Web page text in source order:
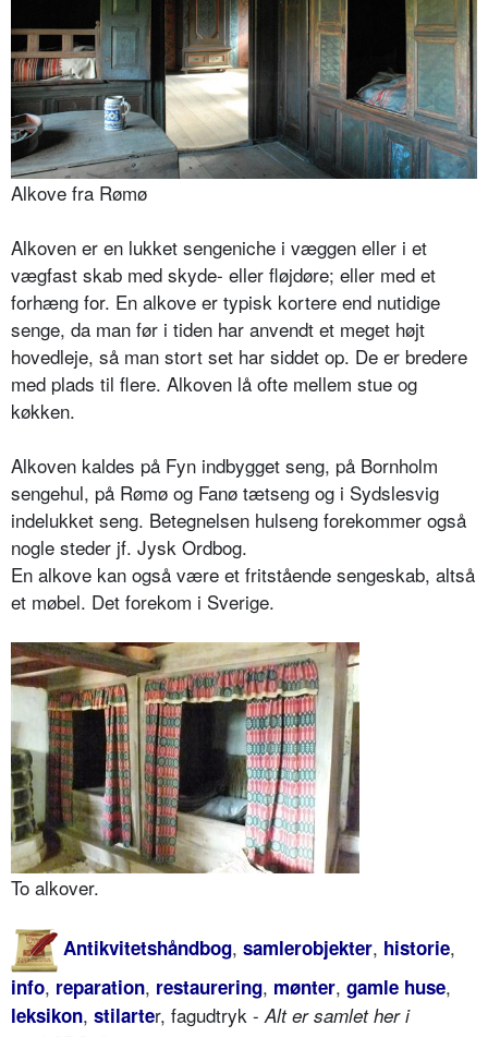
Alkove fra Rømø
Alkoven er en lukket sengeniche i væggen eller i et
vægfast skab med skyde- eller fløjdøre; eller med et
forhæng for. En alkove er typisk kortere end nutidige
senge, da man før i tiden har anvendt et meget højt
hovedleje, så man stort set har siddet op. De er bredere
med plads til flere. Alkoven lå ofte mellem stue og
køkken.
Alkoven kaldes på Fyn indbygget seng, på Bornholm
sengehul, på Rømø og Fanø tætseng og i Sydslesvig
indelukket seng. Betegnelsen hulseng forekommer også
nogle steder jf. Jysk Ordbog.
En alkove kan også være et fritstående sengeskab, altså
et møbel. Det forekom i Sverige.
To alkover.
Antikvitetshåndbog, samlerobjekter, historie,
info, reparation, restaurering, mønter, gamle huse,
leksikon, stilarter, fagudtryk -Alt er samlet her i